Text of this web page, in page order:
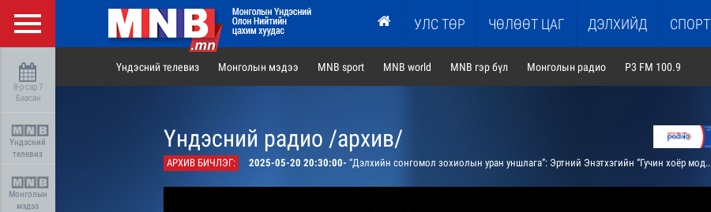
УЛС ТӨР ЧӨЛӨӨТ ЦАГ ДЭЛХИЙД СПОРТ
8-р сар 7
Баасан
Үндэсний
телевиз
Монголын
мэдээ
Үндэсний телевиз Монголын мэдээ MNB sport MNB world MNB гэр бүл Монголын радио P3 FM 100.9
Үндэсний радио /архив/
АРХИВ БИЧЛЭГ: 2025-05-20 20:30:00- “Дэлхийн сонгомол зохиолын уран уншлага”: Эртний Энэтхэгийн “Гучин хоёр модон хүний үлгэр”-ийг сонсгоно